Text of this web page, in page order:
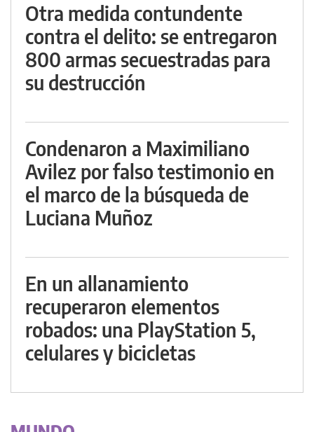
Otra medida contundente
contra el delito: se entregaron
800 armas secuestradas para
su destrucción
Condenaron a Maximiliano
Avilez por falso testimonio en
el marco de la búsqueda de
Luciana Muñoz
En un allanamiento
recuperaron elementos
robados: una PlayStation 5,
celulares y bicicletas